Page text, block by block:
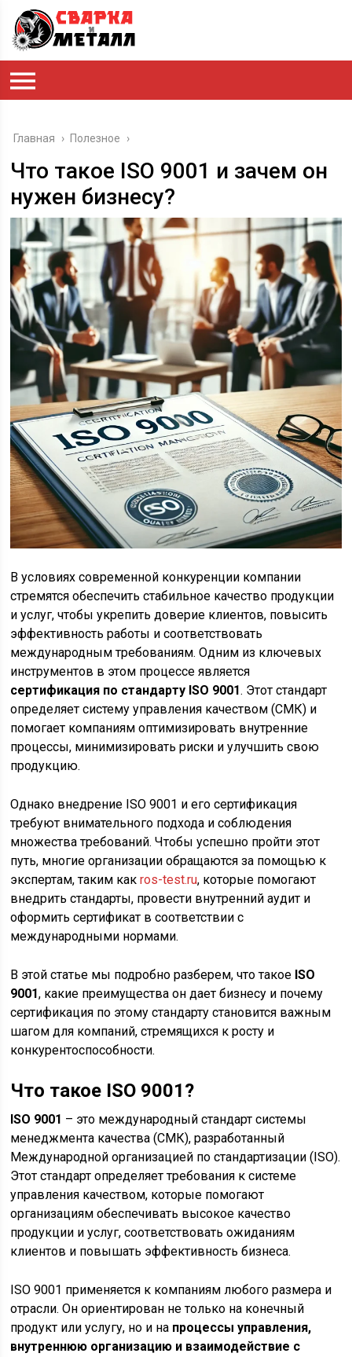
Главная › Полезное ›
Что такое ISO 9001 и зачем он
нужен бизнесу?
В условиях современной конкуренции компании
стремятся обеспечить стабильное качество продукции
и услуг, чтобы укрепить доверие клиентов, повысить
эффективность работы и соответствовать
международным требованиям. Одним из ключевых
инструментов в этом процессе является
сертификация по стандарту ISO 9001. Этот стандарт
определяет систему управления качеством (СМК) и
помогает компаниям оптимизировать внутренние
процессы, минимизировать риски и улучшить свою
продукцию.
Однако внедрение ISO 9001 и его сертификация
требуют внимательного подхода и соблюдения
множества требований. Чтобы успешно пройти этот
путь, многие организации обращаются за помощью к
экспертам, таким какros-test.ru, которые помогают
внедрить стандарты, провести внутренний аудит и
оформить сертификат в соответствии с
международными нормами.
В этой статье мы подробно разберем, что такое ISO
9001, какие преимущества он дает бизнесу и почему
сертификация по этому стандарту становится важным
шагом для компаний, стремящихся к росту и
конкурентоспособности.
Что такое ISO 9001?
ISO 9001 – это международный стандарт системы
менеджмента качества (СМК), разработанный
Международной организацией по стандартизации (ISO).
Этот стандарт определяет требования к системе
управления качеством, которые помогают
организациям обеспечивать высокое качество
продукции и услуг, соответствовать ожиданиям
клиентов и повышать эффективность бизнеса.
ISO 9001 применяется к компаниям любого размера и
отрасли. Он ориентирован не только на конечный
продукт или услугу, но и на процессы управления,
внутреннюю организацию и взаимодействие с